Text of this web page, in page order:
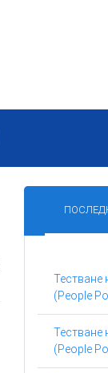
Тестване
(People
Тестване
(People